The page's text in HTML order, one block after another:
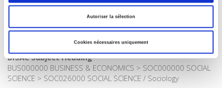
Autoriser la sélection
Cookies nécessaires uniquement
Publisher Category
Occupations, professions and work
Publisher Category
BISAC Subject Heading
BUS000000 BUSINESS & ECONOMICS > SOC000000 SOCIAL
SCIENCE > SOC026000 SOCIAL SCIENCE / Sociology